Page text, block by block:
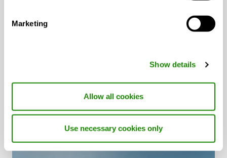
Marketing
Show details
Allow all cookies
Use necessary cookies only